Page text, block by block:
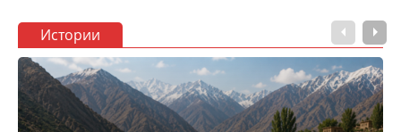
Истории